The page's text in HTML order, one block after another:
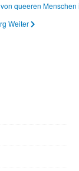
queeren
Weiter